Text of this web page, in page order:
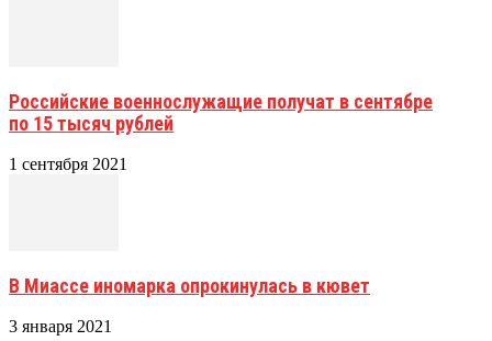
Российские военнослужащие получат в сентябре
по 15 тысяч рублей
1 сентября 2021
В Миассе иномарка опрокинулась в кювет
3 января 2021